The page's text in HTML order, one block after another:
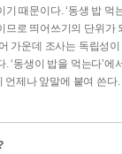
때문이다. ‘동생 밥 먹는
므로 띄어쓰기의 단위가
가운데 조사는 독립성
‘동생이 밥을 먹는다’에서
언제나 앞말에 붙여 쓴다.